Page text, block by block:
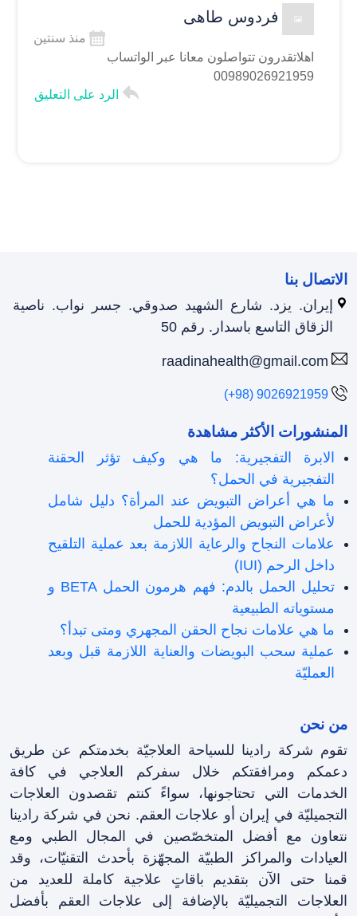
فردوس طاهی
اهلاتقدرون تتواصلون معانا عبر الواتساب
00989026921959
منذ سنتين
الرد علی التعلیق
الاتصال بنا
إيران. يزد. شارع الشهيد صدوقي. جسر نواب. ناصية
الزقاق التاسع باسدار. رقم 50
raadinahealth@gmail.com
(+98) 9026921959
المنشورات الأكثر مشاهدة
الابرة التفجيرية: ما هي وكيف تؤثر الحقنة
التفجيرية في الحمل؟
ما هي أعراض التبويض عند المرأة؟ دليل شامل
لأعراض التبويض المؤدية للحمل
علامات النجاح والرعاية اللازمة بعد عملية التلقیح
داخل الرحم (IUI)
تحليل الحمل بالدم: فهم هرمون الحمل BETA و
مستوياته الطبيعية
ما هي علامات نجاح الحقن المجهري ومتى تبدأ؟
عملية سحب البويضات والعناية اللازمة قبل وبعد
العمليّة
من نحن
تقوم شركة رادينا للسياحة العلاجيّة بخدمتكم عن طريق
دعمكم ومرافقتکم خلال سفرکم العلاجي في كافة
الخدمات التي تحتاجونها، سواءً كنتم تقصدون العلاجات
التجميليّة في إيران أو علاجات العقم. نحن في شركة رادينا
نتعاون مع أفضل المتخصّصين في المجال الطبي ومع
العيادات والمراكز الطبيّة المجهّزة بأحدث التقنيّات، وقد
قمنا حتى الآن بتقديم باقاتٍ علاجية كاملة للعديد من
العلاجات التجميليّة بالإضافة إلى علاجات العقم بأفضل